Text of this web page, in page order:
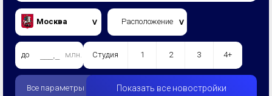
Москва Расположение
до млн. Студия 1 2 3 4+
Все параметры Показать все новостройки